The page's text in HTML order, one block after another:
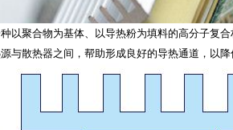
以聚合物为基体、以导热粉为填料的高分子复
与散热器之间，帮助形成良好的导热通道，以